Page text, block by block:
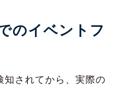
のイベントフ
知されてから、実際の